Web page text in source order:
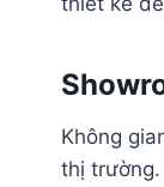
Không
thị